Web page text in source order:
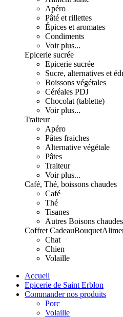
Apéro
Pâté et rillettes
Épices et aromates
Condiments
Voir plus...
Epicerie sucrée
Epicerie sucrée
Sucre, alternatives et
Boissons végétales
Céréales PDJ
Chocolat (tablette)
Voir plus...
Traiteur
Apéro
Pâtes fraiches
Alternative végétale
Pâtes
Traiteur
Voir plus...
Café, Thé, boissons chaudes
Café
Thé
Tisanes
Autres Boisons chaudes
Coffret CadeauBouquet
Chat
Chien
Volaille
Accueil
Epicerie de Saint Erblon
Commander nos produits
Porc
Volaille